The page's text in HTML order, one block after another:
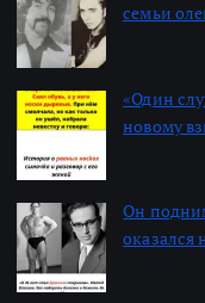
семьи
«Один
новому
Он
оказался